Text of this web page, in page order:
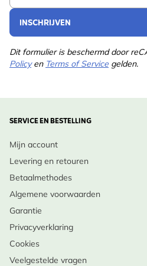
plaatsen. Bij hoge ruimtes in
kasten op minimaal 3 meter
ONDERHOUD
De vleermuiskasten kunt u één
vorstperiode, controleer eerst
ontlasting) in de kast
adviseren om jaarlijks ook de
kast en de ophanging te
INSCHRIJVEN
Dit formulier is beschermd door
Policyen Terms of Service gelden.
SERVICE EN BESTELLING
Mijn account
Levering en retouren
Betaalmethodes
Algemene voorwaarden
Garantie
Privacyverklaring
Cookies
Veelgestelde vragen